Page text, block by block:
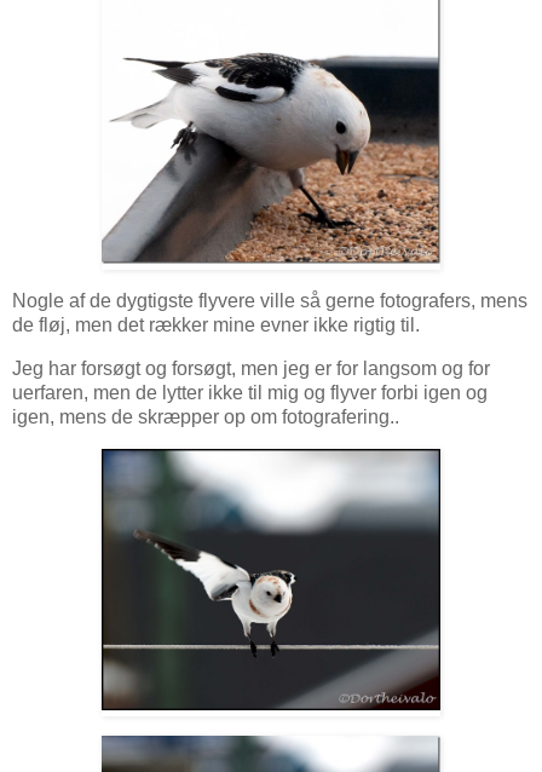
Nogle af de dygtigste flyvere ville så gerne fotografers, mens
de fløj, men det rækker mine evner ikke rigtig til.
Jeg har forsøgt og forsøgt, men jeg er for langsom og for
uerfaren, men de lytter ikke til mig og flyver forbi igen og
igen, mens de skræpper op om fotografering..